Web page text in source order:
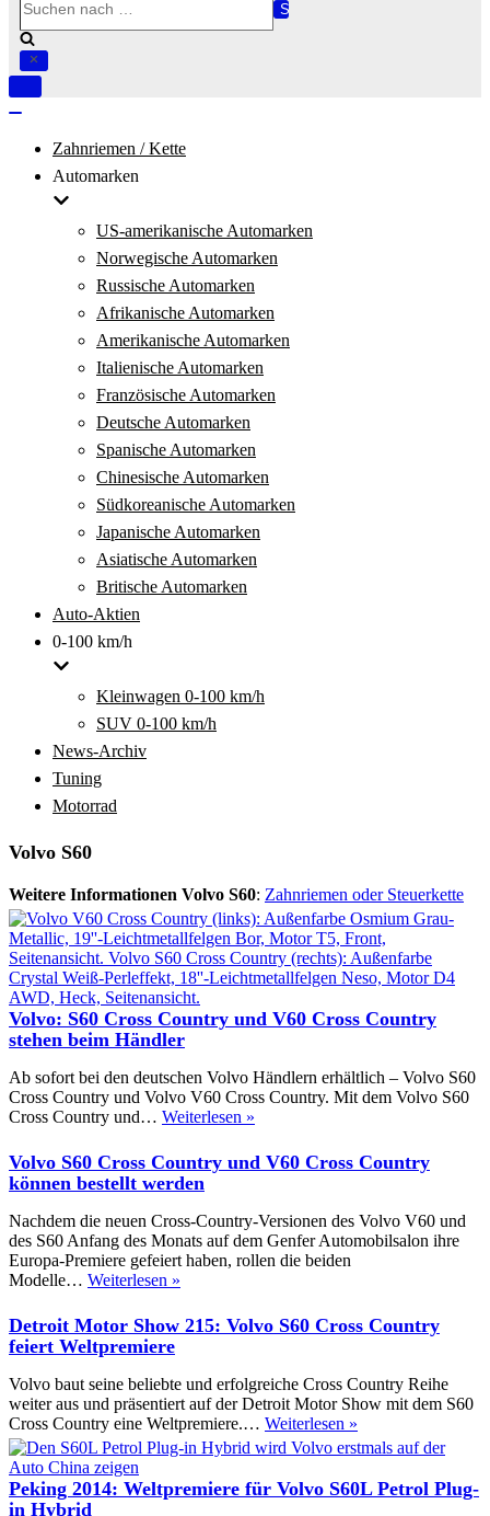
nach …
Navigation
Zahnriemen / Kette
Automarken
US-amerikanische Automarken
Norwegische Automarken
Russische Automarken
Afrikanische Automarken
Amerikanische Automarken
Italienische Automarken
Französische Automarken
Deutsche Automarken
Spanische Automarken
Chinesische Automarken
Südkoreanische Automarken
Japanische Automarken
Asiatische Automarken
Britische Automarken
Auto-Aktien
0-100 km/h
Kleinwagen 0-100 km/h
SUV 0-100 km/h
News-Archiv
Tuning
Motorrad
Volvo S60
Weitere Informationen Volvo S60: Zahnriemen oder Steuerkette
Volvo: S60 Cross Country und V60 Cross Country
stehen beim Händler
Ab sofort bei den deutschen Volvo Händlern erhältlich – Volvo S60
Cross Country und Volvo V60 Cross Country. Mit dem Volvo S60
Cross Country und… Weiterlesen »
Cross
Country
V60
Cross
Country
Volvo S60 Cross Country und V60 Cross Country
können bestellt werden
Nachdem die neuen Cross-Country-Versionen des Volvo V60 und
des S60 Anfang des Monats auf dem Genfer Automobilsalon ihre
Europa-Premiere gefeiert haben, rollen die beiden
Modelle… Weiterlesen »
Cross
Country
V60
Cross
Country
können
bestellt
Detroit Motor Show 215: Volvo S60 Cross Country
feiert Weltpremiere
Volvo baut seine beliebte und erfolgreiche Cross Country Reihe
weiter aus und präsentiert auf der Detroit Motor Show mit dem S60
Cross Country eine Weltpremiere.… Weiterlesen »
Motor
Show
215:
Volvo
Peking 2014: Weltpremiere für Volvo S60L Petrol Plug-
in Hybrid